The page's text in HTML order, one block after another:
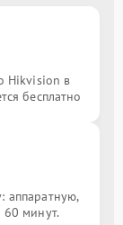
Hikvision в
бесплатно
аппаратную,
60 минут.